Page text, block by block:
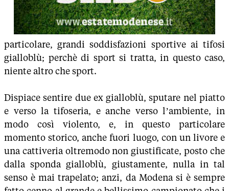
particolare, grandi soddisfazioni sportive ai tifosi
gialloblù; perchè di sport si tratta, in questo caso,
niente altro che sport.
Dispiace sentire due ex gialloblù, sputare nel piatto
e verso la tifoseria, e anche verso l’ambiente, in
modo così violento, e, in questo particolare
momento storico, anche fuori luogo, con un livore e
una cattiveria oltremodo non giustificate, posto che
dalla sponda gialloblù, giustamente, nulla in tal
senso è mai trapelato; anzi, da Modena si è sempre